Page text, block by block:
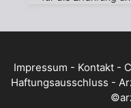
Impressum - Kontakt -
Haftungsausschluss -